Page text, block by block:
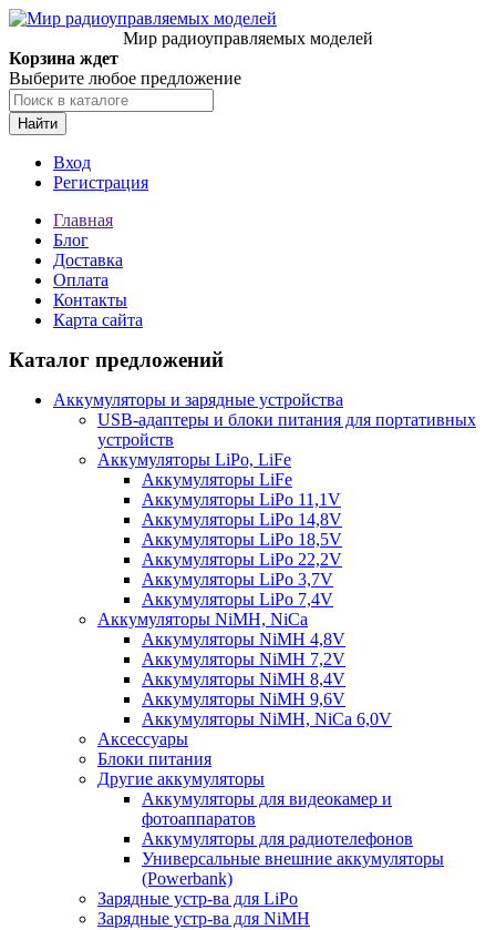
Мир радиоуправляемых моделей
Корзина ждет
Выберите любое предложение
Найти
Вход
Регистрация
Главная
Блог
Доставка
Оплата
Контакты
Карта сайта
Каталог предложений
Аккумуляторы и зарядные устройства
USB-адаптеры и блоки питания для портативных
устройств
Аккумуляторы LiPo, LiFe
Аккумуляторы LiFe
Аккумуляторы LiPo 11,1V
Аккумуляторы LiPo 14,8V
Аккумуляторы LiPo 18,5V
Аккумуляторы LiPo 22,2V
Аккумуляторы LiPo 3,7V
Аккумуляторы LiPo 7,4V
Аккумуляторы NiMH, NiCa
Аккумуляторы NiMH 4,8V
Аккумуляторы NiMH 7,2V
Аккумуляторы NiMH 8,4V
Аккумуляторы NiMH 9,6V
Аккумуляторы NiMH, NiCa 6,0V
Аксессуары
Блоки питания
Другие аккумуляторы
Аккумуляторы для видеокамер и
фотоаппаратов
Аккумуляторы для радиотелефонов
Универсальные внешние аккумуляторы
(Powerbank)
Зарядные устр-ва для LiPo
Зарядные устр-ва для NiMH